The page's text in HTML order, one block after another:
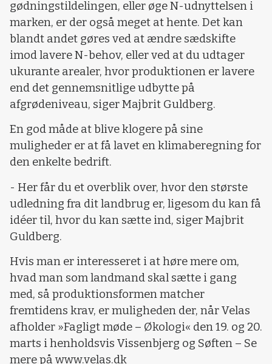
gødningstildelingen, eller øge N-udnyttelsen i
marken, er der også meget at hente. Det kan
blandt andet gøres ved at ændre sædskifte
imod lavere N-behov, eller ved at du udtager
ukurante arealer, hvor produktionen er lavere
end det gennemsnitlige udbytte på
afgrødeniveau, siger Majbrit Guldberg.
En god måde at blive klogere på sine
muligheder er at få lavet en klimaberegning for
den enkelte bedrift.
- Her får du et overblik over, hvor den største
udledning fra dit landbrug er, ligesom du kan få
idéer til, hvor du kan sætte ind, siger Majbrit
Guldberg.
Hvis man er interesseret i at høre mere om,
hvad man som landmand skal sætte i gang
med, så produktionsformen matcher
fremtidens krav, er muligheden der, når Velas
afholder »Fagligt møde – Økologi« den 19. og 20.
marts i henholdsvis Vissenbjerg og Søften – Se
mere på www.velas.dk